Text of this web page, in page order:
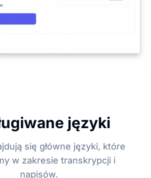
języki
się główne języki, które
w zakresie transkrypcji i
napisów.